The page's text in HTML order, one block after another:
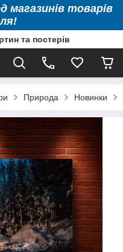
магазинів товарів
та постерів
Природа Новинки